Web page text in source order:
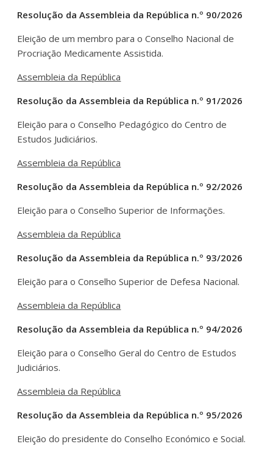
Resolução da Assembleia da República n.º 90/2026
Eleição de um membro para o Conselho Nacional de
Procriação Medicamente Assistida.
Assembleia da República
Resolução da Assembleia da República n.º 91/2026
Eleição para o Conselho Pedagógico do Centro de
Estudos Judiciários.
Assembleia da República
Resolução da Assembleia da República n.º 92/2026
Eleição para o Conselho Superior de Informações.
Assembleia da República
Resolução da Assembleia da República n.º 93/2026
Eleição para o Conselho Superior de Defesa Nacional.
Assembleia da República
Resolução da Assembleia da República n.º 94/2026
Eleição para o Conselho Geral do Centro de Estudos
Judiciários.
Assembleia da República
Resolução da Assembleia da República n.º 95/2026
Eleição do presidente do Conselho Económico e Social.